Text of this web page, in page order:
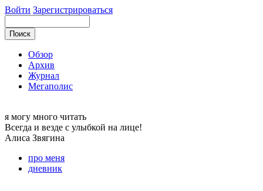
Войти Зарегистрироваться
Обзор
Архив
Журнал
Мегаполис
я могу много читать
Всегда и везде с улыбкой на лице!
Алиса Звягина
про меня
дневник